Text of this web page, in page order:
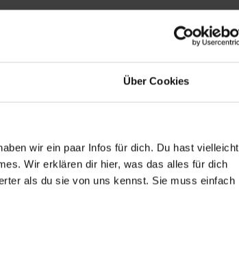
Über Cookies
wir ein paar Infos für dich. Du hast vielleicht
Wir erklären dir hier, was das alles für dich
als du sie von uns kennst. Sie muss einfach
Wie werden Ausbildungsstellen bei Ihnen
Wie sieht die Betreuung während einer
Ausbildung in Ihrem Betrieb aus?